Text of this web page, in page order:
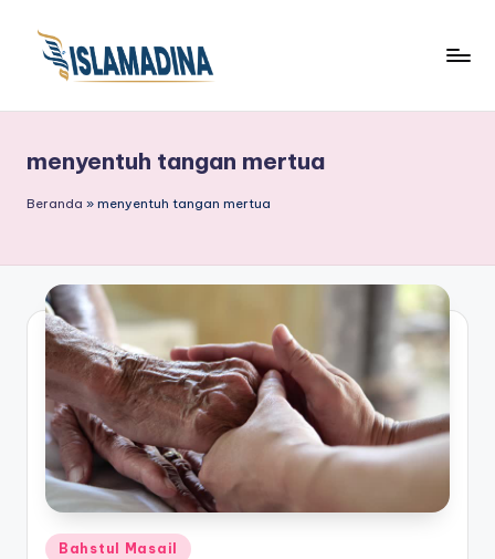
menyentuh tangan mertua
Beranda » menyentuh tangan mertua
Posted
Bahstul Masail